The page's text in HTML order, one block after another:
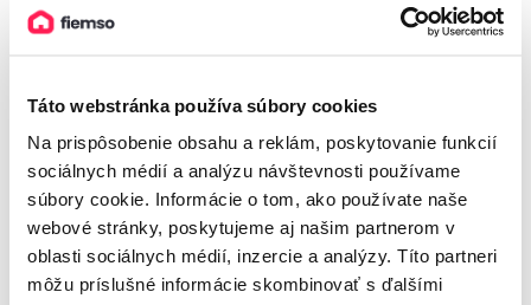
Táto webstránka používa súbory cookies
Na prispôsobenie obsahu a reklám, poskytovanie funkcií
sociálnych médií a analýzu návštevnosti používame
súbory cookie. Informácie o tom, ako používate naše
webové stránky, poskytujeme aj našim partnerom v
oblasti sociálnych médií, inzercie a analýzy. Títo partneri
môžu príslušné informácie skombinovať s ďalšími
Heslo
Prihlásiť